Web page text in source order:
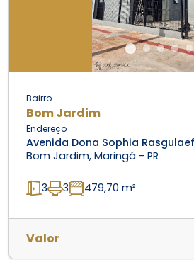
Bairro
Bom Jardim
Endereço
Avenida Dona Sophia
Bom Jardim, Maringá - PR
3 3 479,70 m²
Valor